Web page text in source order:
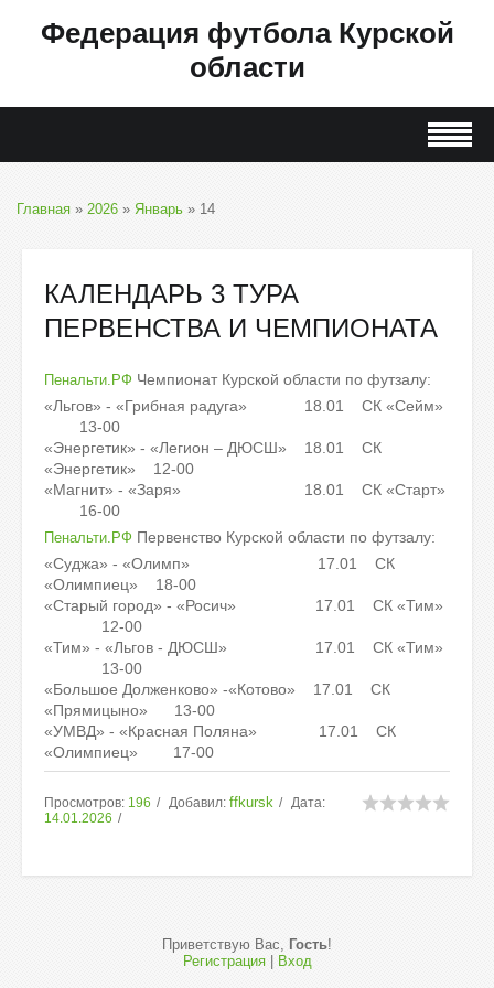
Федерация футбола Курской
области
Главная » 2026 » Январь » 14
КАЛЕНДАРЬ 3 ТУРА
ПЕРВЕНСТВА И ЧЕМПИОНАТА
Пенальти.РФ Чемпионат Курской области по футзалу:
«Льгов» - «Грибная радуга» 18.01 СК «Сейм»
13-00
«Энергетик» - «Легион – ДЮСШ» 18.01 СК
«Энергетик» 12-00
«Магнит» - «Заря» 18.01 СК «Старт»
16-00
Пенальти.РФ Первенство Курской области по футзалу:
«Суджа» - «Олимп» 17.01 СК
«Олимпиец» 18-00
«Старый город» - «Росич» 17.01 СК «Тим»
12-00
«Тим» - «Льгов - ДЮСШ» 17.01 СК «Тим»
13-00
«Большое Долженково» -«Котово» 17.01 СК
«Прямицыно» 13-00
«УМВД» - «Красная Поляна» 17.01 СК
«Олимпиец» 17-00
Просмотров: 196 Добавил: ffkursk
Дата:
14.01.2026
Приветствую Вас, Гость!
Регистрация| Вход